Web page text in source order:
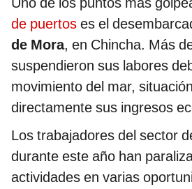
de puertos es el
de Mora, en Chincha. Más
suspendieron sus labores
movimiento del mar,
directamente sus ingresos
Los trabajadores del sector
durante este año han
actividades en varias